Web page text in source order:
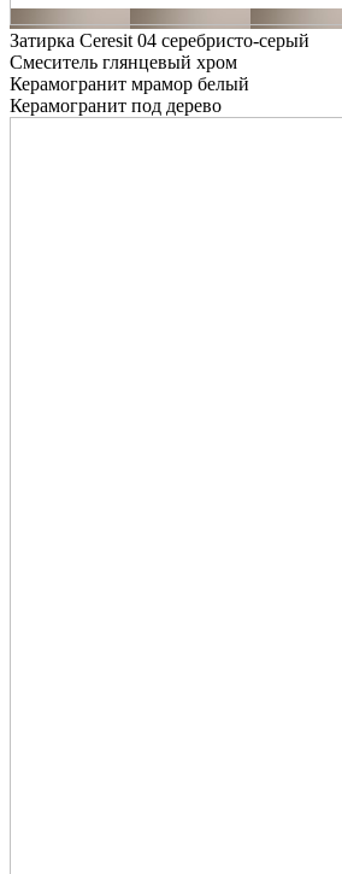
Затирка Ceresit 04 серебристо-серый
Смеситель глянцевый хром
Керамогранит мрамор белый
Керамогранит под дерево